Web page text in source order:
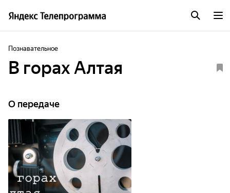
Познавательное
В горах Алтая
О передаче